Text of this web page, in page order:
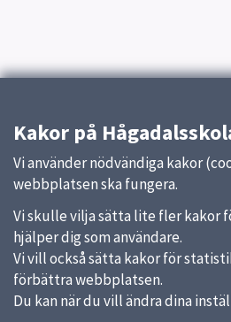
Kakor på
Vi använder nödvändiga kakor
webbplatsen ska fungera.
Vi skulle vilja sätta lite fler kakor
hjälper dig som användare.
Vi vill också sätta kakor för
förbättra webbplatsen.
Du kan när du vill ändra dina